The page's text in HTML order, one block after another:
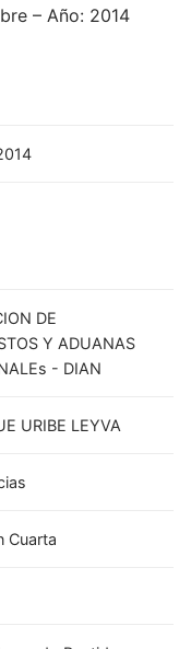
– Año: 2014
DE
Y ADUANAS
- DIAN
URIBE LEYVA
Cuarta